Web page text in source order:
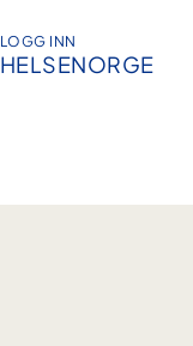
LOGG INN
HELSENORGE